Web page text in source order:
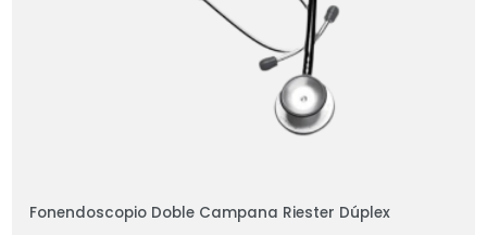
Fonendoscopio Doble Campana Riester Dúplex